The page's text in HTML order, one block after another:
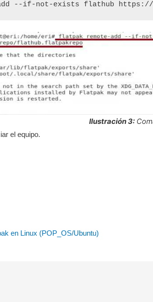
--if-not-exists flathub
Ilustración 3:
el equipo.
en Linux (POP_OS/Ubuntu)